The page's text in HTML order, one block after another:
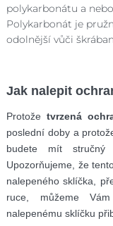
polykarbonátu a
Polykarbonát je
odolnější vůči
Jak nalepit
Protožetvrzená
poslední doby a
budete mít
Upozorňujeme, že
nalepeného sklíčka,
ruce, můžeme
nalepenému sklíčku